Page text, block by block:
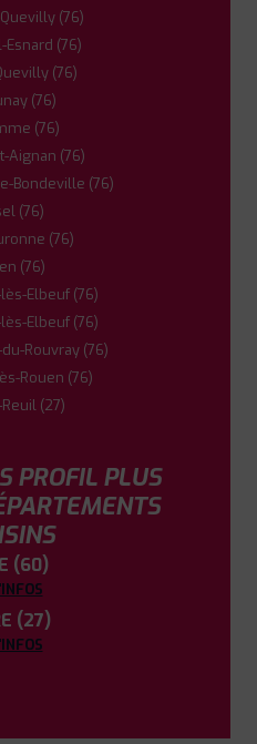
(76)
Esnard (76)
(76)
(76)
(76)
Aignan (76)
Bondeville (76)
(76)
(76)
(76)
Elbeuf (76)
Elbeuf (76)
Rouvray (76)
Rouen (76)
(27)
PROFIL PLUS
(60)
(27)